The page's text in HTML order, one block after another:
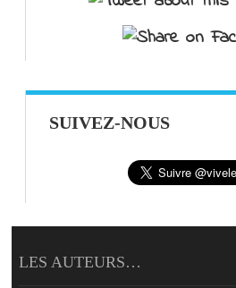
SUIVEZ-NOUS
LES AUTEURS…